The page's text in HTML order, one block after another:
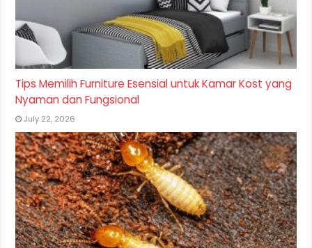
Tips Memilih Furniture Esensial untuk Kamar Kost yang
Nyaman dan Fungsional
July 22, 2026